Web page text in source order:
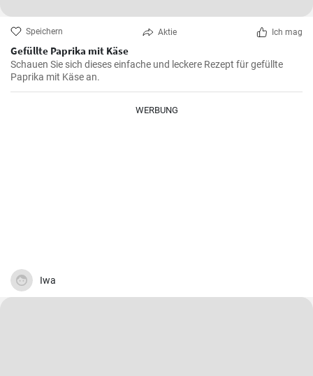
Speichern Aktie Ich mag
Gefüllte Paprika mit Käse
Schauen Sie sich dieses einfache und leckere Rezept für gefüllte
Paprika mit Käse an.
WERBUNG
Iwa